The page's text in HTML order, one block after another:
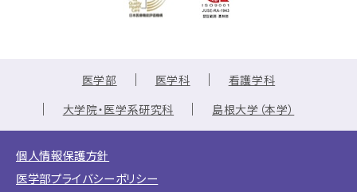
医学部 医学科
看護学科
大学院・医学系研究科
島根大学（本学）
個人情報保護方針
医学部プライバシーポリシー